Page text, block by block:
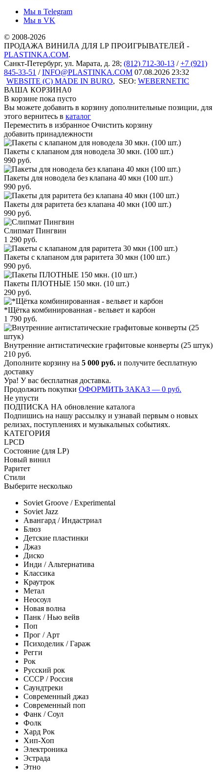
Мы в Telegram
Мы в VK
© 2008-2026
ПРОДАЖА ВИНИЛА ДЛЯ LP ПРОИГРЫВАТЕЛЕЙ -
PLASTINKA.COM.
Санкт-Петербург, ул. Марата, д. 28; (812) 712-30-13 /+7 (921)
845-33-51 /INFO@PLASTINKA.COM 07.08.2026 23:32
WEBSITE (C) MADE IN BURO, SEO: WEBERNETIC
ВАША КОРЗИНА0
В корзине пока пусто
Вы можете добавить в корзину дополнительные позиции, для
этого вернитесь в каталог
Переместить в избранное Очистить корзину
добавить принадлежности
Пакеты с клапаном для новодела 30 мкн. (100 шт.)
990 руб.
Пакеты для новодела без клапана 40 мкн (100 шт.)
990 руб.
Пакеты для раритета без клапана 40 мкн (100 шт.)
990 руб.
Слипмат Пингвин
1 290 руб.
Пакеты с клапаном для раритета 30 мкн (100 шт.)
990 руб.
Пакеты ПЛОТНЫЕ 150 мкн. (10 шт.)
290 руб.
*Щётка комбинированная - вельвет и карбон
1 790 руб.
Внутренние антистатические графитовые конверты (25 штук)
210 руб.
Дополните корзину на 5 000 руб. и получите бесплатную
доставку
Ура! У вас бесплатная доставка.
Продолжить покупки ОФОРМИТЬ ЗАКАЗ — 0 руб.
Не упусти
ПОДПИСКА НА обновление каталога
Подпишись на нашу рассылку и узнавай первым о новых
релизах, поступлениях и музыкальных событиях.
КАТЕГОРИЯ
LPCD
Состояние (для LP)
Новый винил
Раритет
Стили
Выберите несколько
Soviet Groove / Experimental
Soviet Jazz
Авангард / Индастриал
Блюз
Детские пластинки
Джаз
Диско
Инди / Альтернатива
Классика
Краутрок
Метал
Неосоул
Новая волна
Панк / Нью вейв
Поп
Прог / Арт
Психоделик / Гараж
Регги
Рок
Русский рок
СССР / Россия
Саундтреки
Современный джаз
Современный поп
Фанк / Соул
Фолк
Хард Рок
Хип-Хоп
Электроника
Эстрада
Этно